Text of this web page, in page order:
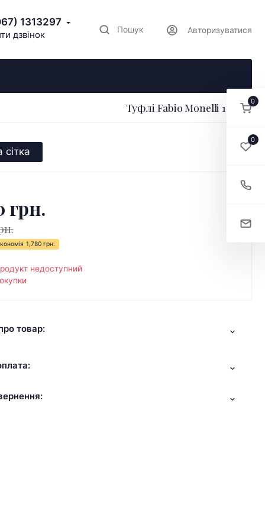
1313297
дзвінок Пошук Авторизуватися
Туфлі Fabio Monelli 170663
сітка
грн.
1,780 грн.
недоступний
товар:
0
0